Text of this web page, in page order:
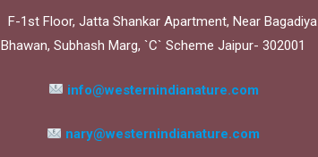
F-1st Floor, Jatta Shankar Apartment, Near Bagadiya
Bhawan, Subhash Marg, `C` Scheme Jaipur- 302001
info@westernindianature.com
nary@westernindianature.com